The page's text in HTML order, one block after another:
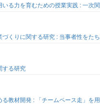
る力を育むための授業実践 : 一次
づくりに関する研究 : 当事者性をた
する研究
教材開発 : 「チームペース走」を